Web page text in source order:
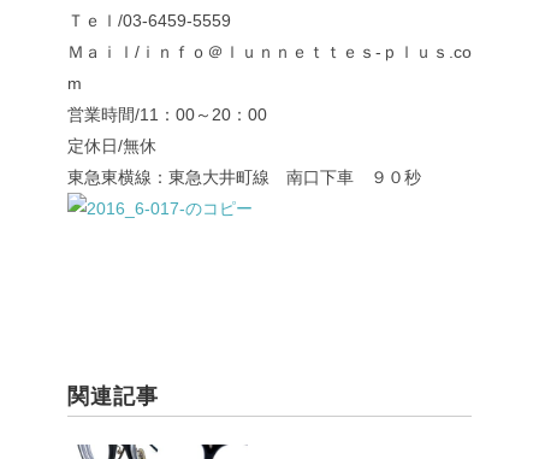
Ｔｅｌ/03-6459-5559
Ｍａｉｌ/ｉｎｆｏ＠ｌｕｎｎｅｔｔｅｓ-ｐｌｕｓ.co
m
営業時間/11：00～20：00
定休日/無休
東急東横線：東急大井町線 南口下車 ９０秒
関連記事